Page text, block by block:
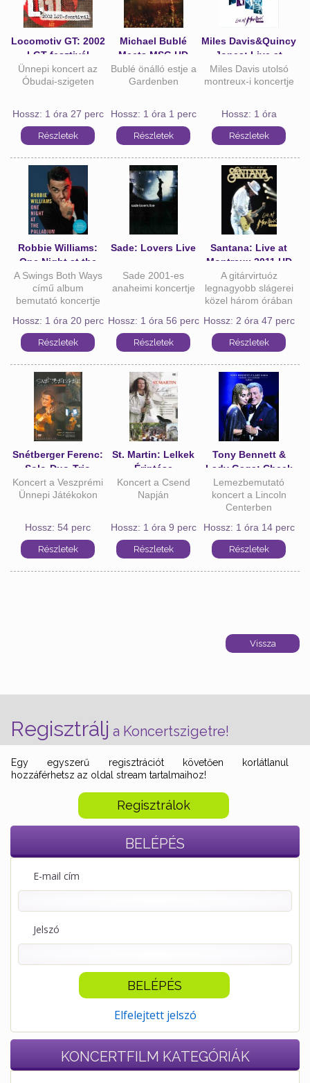
Regisztrálj a Koncertszigetre!
Egy egyszerű regisztrációt követően korlátlanul
hozzáférhetsz az oldal stream tartalmaihoz!
Regisztrálok
BELÉPÉS
E-mail cím
Jelszó
Elfelejtett jelszó
KONCERTFILM KATEGÓRIÁK
Locomotiv GT: 2002
LGT-fesztivál
Ünnepi koncert az
Óbudai-szigeten
Hossz: 1 óra 27 perc
Michael Bublé
Meets MSG HD
Bublé önálló estje a
Gardenben
Hossz: 1 óra 1 perc
Miles Davis&Quincy
Jones: Live at
Montreux HD
Miles Davis utolsó
montreux-i koncertje
Hossz: 1 óra
Robbie Williams:
One Night at the
Palladium HD
A Swings Both Ways
című album
bemutató koncertje
Hossz: 1 óra 20 perc
Sade: Lovers Live
Sade 2001-es
anaheimi koncertje
Hossz: 1 óra 56 perc
Santana: Live at
Montreux 2011 HD
A gitárvirtuóz
legnagyobb slágerei
közel három órában
Hossz: 2 óra 47 perc
Snétberger Ferenc:
Solo-Duo-Trio
Koncert a Veszprémi
Ünnepi Játékokon
Hossz: 54 perc
St. Martin: Lelkek
Érintése
Koncert a Csend
Napján
Hossz: 1 óra 9 perc
Tony Bennett &
Lady Gaga: Cheek
to Cheek LIVE! HD
Lemezbemutató
koncert a Lincoln
Centerben
Hossz: 1 óra 14 perc